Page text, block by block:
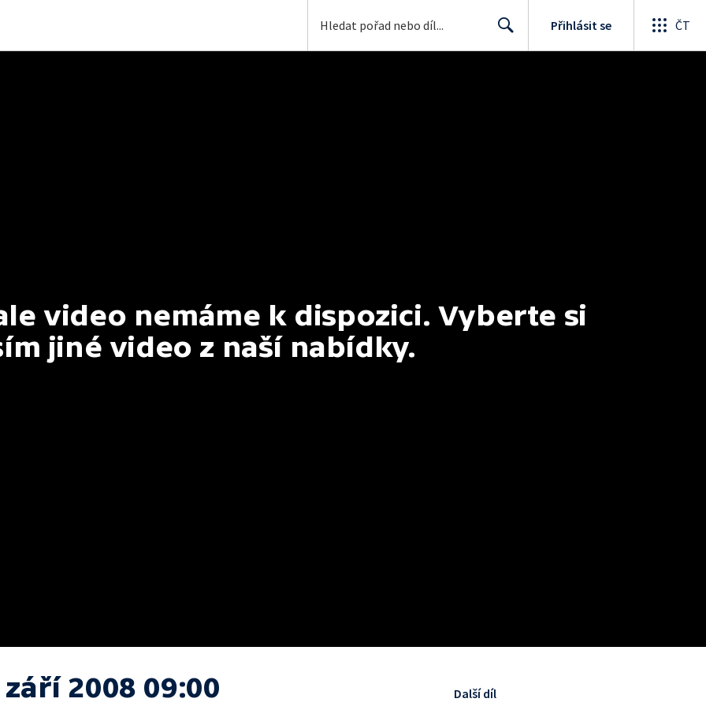
Přihlásit se ČT
video nemáme k dispozici. Vyberte si
jiné video z naší nabídky.
září 2008 09:00 Další díl